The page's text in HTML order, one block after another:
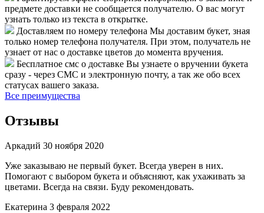
предмете доставки не сообщается получателю. О вас могут
узнать только из текста в открытке.
Доставляем по номеру телефона Мы доставим букет, зная
только номер телефона получателя. При этом, получатель не
узнает от нас о доставке цветов до момента вручения.
Бесплатное смс о доставке Вы узнаете о вручении букета
сразу - через СМС и электронную почту, а так же обо всех
статусах вашего заказа.
Все преимущества
Отзывы
Аркадий 30 ноября 2020
Уже заказываю не первый букет. Всегда уверен в них.
Помогают с выбором букета и объясняют, как ухаживать за
цветами. Всегда на связи. Буду рекомендовать.
Екатерина 3 февраля 2022